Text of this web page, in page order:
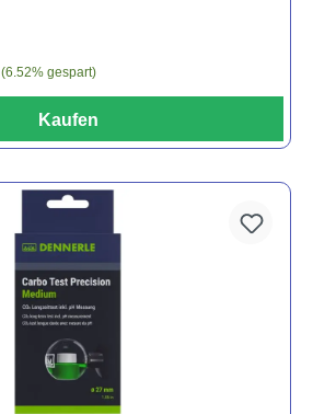
(6.52% gespart)
Kaufen